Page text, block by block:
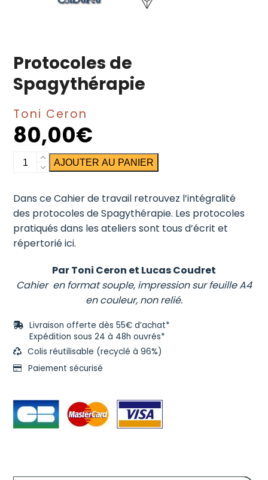
Protocoles de
Spagythérapie
Toni Ceron
80,00€
quantité
de
Spagythérapie
AJOUTER AU PANIER
Dans ce Cahier de travail retrouvez l’intégralité
des protocoles de Spagythérapie. Les protocoles
pratiqués dans les ateliers sont tous d’écrit et
répertorié ici.
Par Toni Ceron et Lucas Coudret
Cahier en format souple, impression sur feuille A4
en couleur, non relié.
Livraison offerte dès 55€ d’achat*
Expédition sous 24 à 48h ouvrés*
Colis réutilisable (recyclé à 96%)
Paiement sécurisé